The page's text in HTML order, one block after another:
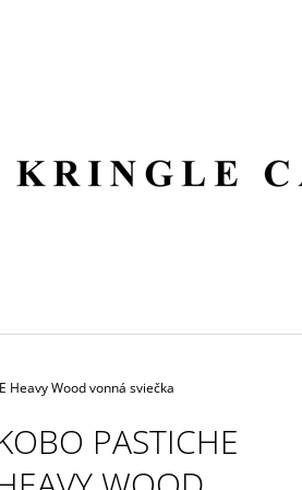
Heavy Wood vonná sviečka
PASTICHE
HERMANOS APOTHECARY